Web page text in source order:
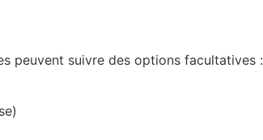
peuvent suivre des options facultatives :